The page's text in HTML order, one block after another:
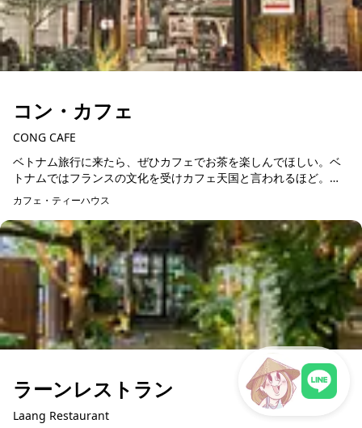
コン・カフェ
CONG CAFE
ベトナム旅行に来たら、ぜひカフェでお茶を楽しんでほしい。ベ
トナムではフランスの文化を受けカフェ天国と言われるほど。た
くさんのベトナム発祥のカフェがひしめき合っているのを見ると
その国民のニーズがわ...
カフェ・ティーハウス
ラーンレストラン
Laang Restaurant